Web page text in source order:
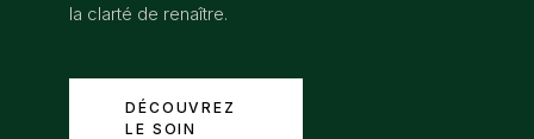
la clarté de renaître.
DÉCOUVREZ
LE SOIN